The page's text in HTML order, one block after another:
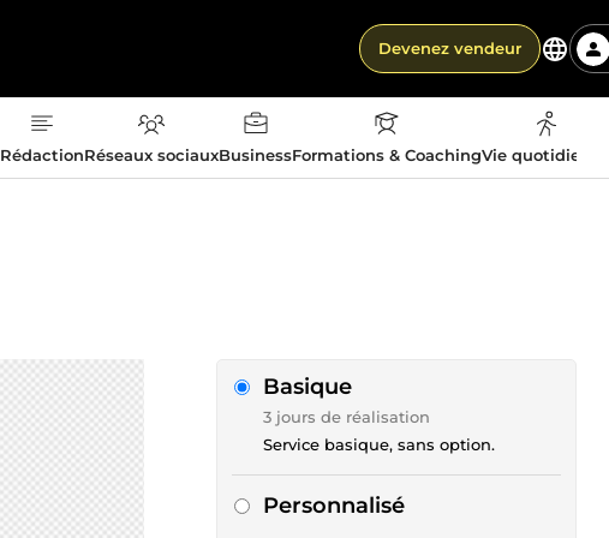
Devenez vendeur
RédactionRéseaux sociauxBusinessFormations & CoachingVie
Basique
3 jours de réalisation
Service basique, sans option.
Personnalisé